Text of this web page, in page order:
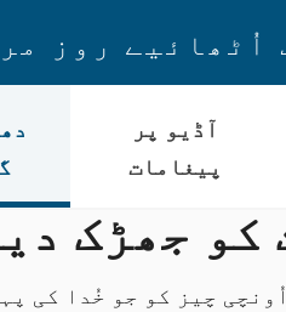
اُٹھائیے روز
آڈیو پر
پیغامات
چیز کو جو خُدا کی